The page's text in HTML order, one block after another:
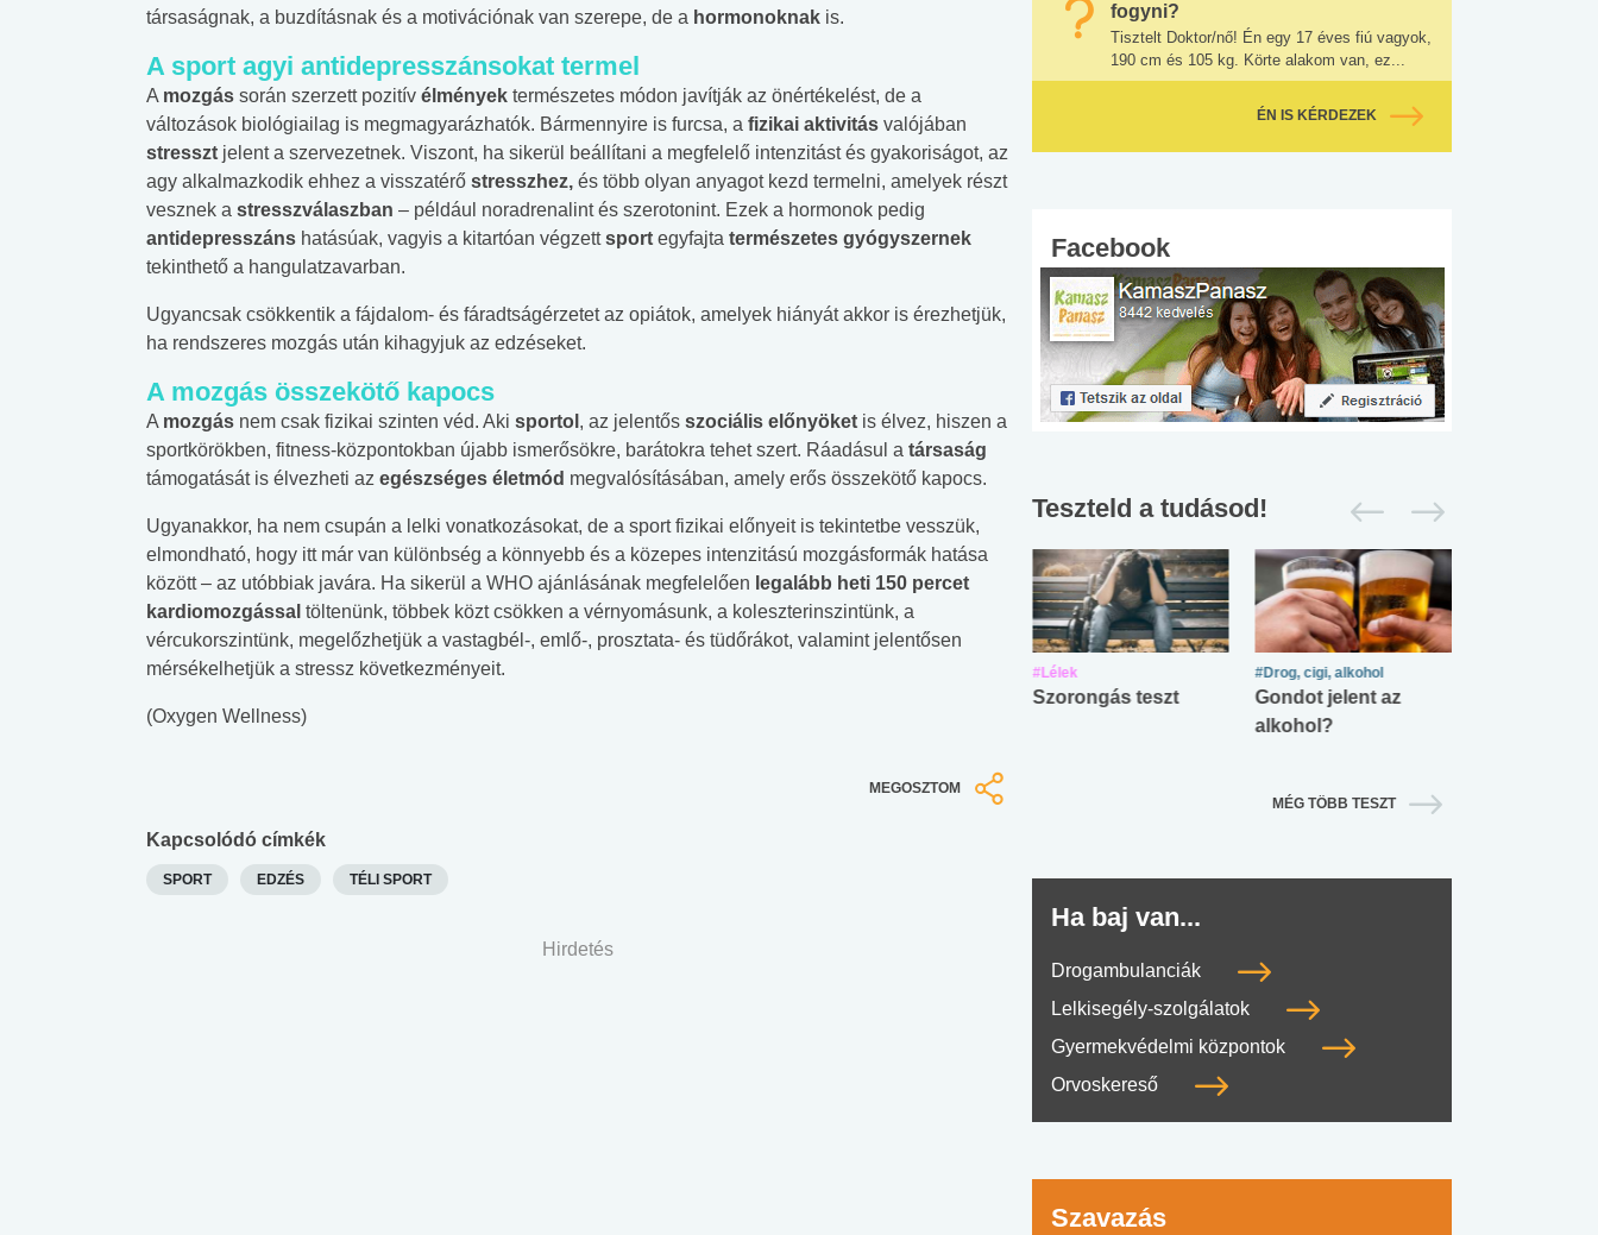
társaságnak, a buzdításnak és a motivációnak van szerepe, de a hormonoknak is.
A sport agyi antidepresszánsokat termel
A mozgás során szerzett pozitív élmények természetes módon javítják az önértékelést, de a
változások biológiailag is megmagyarázhatók. Bármennyire is furcsa, a fizikai aktivitás valójában
stresszt jelent a szervezetnek. Viszont, ha sikerül beállítani a megfelelő intenzitást és gyakoriságot, az
agy alkalmazkodik ehhez a visszatérő stresszhez, és több olyan anyagot kezd termelni, amelyek részt
vesznek a stresszválaszban – például noradrenalint és szerotonint. Ezek a hormonok pedig
antidepresszáns hatásúak, vagyis a kitartóan végzettsport egyfajta természetes gyógyszernek
tekinthető a hangulatzavarban.
Ugyancsak csökkentik a fájdalom- és fáradtságérzetet az opiátok, amelyek hiányát akkor is érezhetjük,
ha rendszeres mozgás után kihagyjuk az edzéseket.
A mozgás összekötő kapocs
A mozgás nem csak fizikai szinten véd. Aki sportol , az jelentős szociális előnyöket is élvez, hiszen a
sportkörökben, fitness-központokban újabb ismerősökre, barátokra tehet szert. Ráadásul a társaság
támogatását is élvezheti az egészséges életmód megvalósításában, amely erős összekötő kapocs.
Ugyanakkor, ha nem csupán a lelki vonatkozásokat, de a sport fizikai előnyeit is tekintetbe vesszük,
elmondható, hogy itt már van különbség a könnyebb és a közepes intenzitású mozgásformák hatása
között – az utóbbiak javára. Ha sikerül a WHO ajánlásának megfelelően legalább heti 150 percet
kardiomozgással töltenünk, többek közt csökken a vérnyomásunk, a koleszterinszintünk, a
vércukorszintünk, megelőzhetjük a vastagbél-, emlő-, prosztata- és tüdőrákot, valamint jelentősen
mérsékelhetjük a stressz következményeit.
(Oxygen Wellness)
MEGOSZTOM
Kapcsolódó címkék
SPORT EDZÉS TÉLI SPORT
Hirdetés
fogyni?
Tisztelt Doktor/nő! Én egy 17 éves fiú vagyok,
190 cm és 105 kg. Körte alakom van, ez...
ÉN IS KÉRDEZEK
Facebook
Teszteld a tudásod!
#Zöldövezet
lábnyomod?
#Betegségek #Lélek
Szorongás teszt
#Drog, cigi, alkohol
Gondot jelent az
alkohol?
MÉG TÖBB TESZT
Ha baj van...
Drogambulanciák
Lelkisegély-szolgálatok
Gyermekvédelmi központok
Orvoskereső
Szavazás